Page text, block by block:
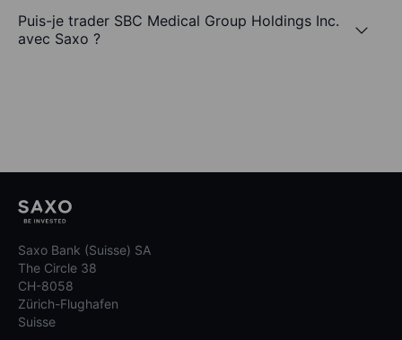
Puis-je trader SBC Medical Group Holdings Inc.
avec Saxo ?
Saxo Bank (Suisse) SA
The Circle 38
CH-8058
Zürich-Flughafen
Suisse